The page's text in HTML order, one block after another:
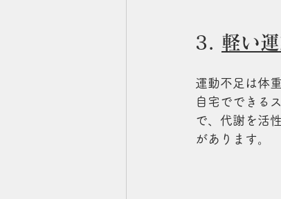
3. 軽い
運動不足は体
自宅でできる
で、代謝を活
があります。